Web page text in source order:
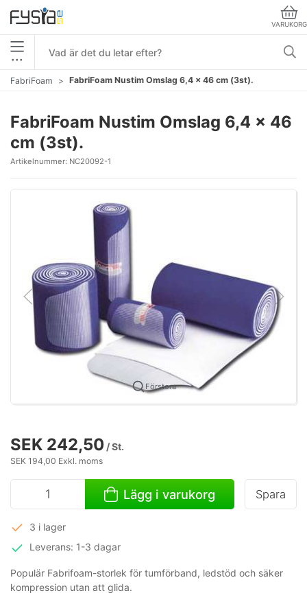
VARUKORG
•••
FabriFoam FabriFoam Nustim Omslag 6,4 x 46 cm (3st).
FabriFoam Nustim Omslag 6,4 x 46
cm (3st).
Artikelnummer: NC20092-1
Förstora
SEK 242,50 / St.
SEK 194,00 Exkl. moms
Lägg i varukorg Spara
3 i lager
Leverans: 1-3 dagar
Populär Fabrifoam-storlek för tumförband, ledstöd och säker
kompression utan att glida.